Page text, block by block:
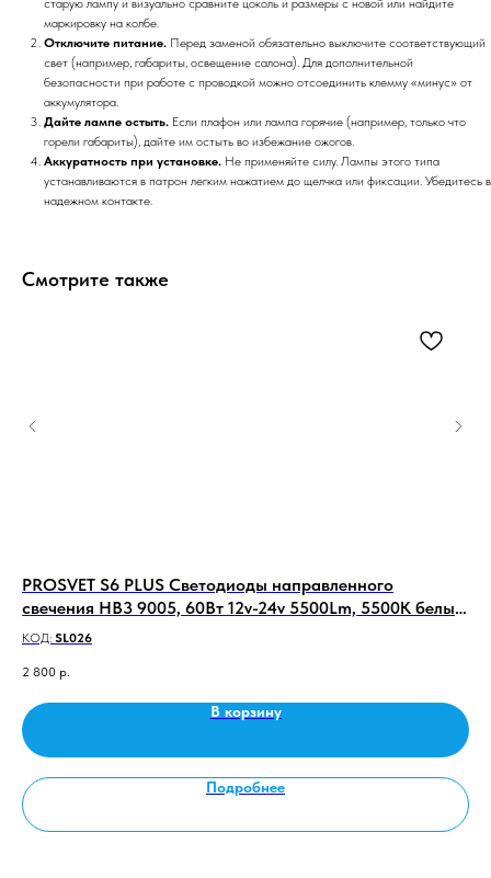
старую лампу и визуально сравните цоколь и размеры с новой или найдите
маркировку на колбе.
Отключите питание. Перед заменой обязательно выключите соответствующий
свет (например, габариты, освещение салона). Для дополнительной
безопасности при работе с проводкой можно отсоединить клемму «минус» от
аккумулятора.
Дайте лампе остыть. Если плафон или лампа горячие (например, только что
горели габариты), дайте им остыть во избежание ожогов.
Аккуратность при установке. Не применяйте силу. Лампы этого типа
устанавливаются в патрон легким нажатием до щелчка или фиксации. Убедитесь в
надежном контакте.
Смотрите также
PROSVET S6 PLUS Светодиоды направленного
свечения HB3 9005, 60Вт 12v-24v 5500Lm, 5500K белый
цвет
КОД: SL026
2 800 р.
В корзину
Подробнее